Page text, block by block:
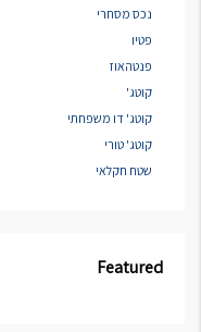
נכס מסחרי
פטיו
פנטהאוז
קוטג'
קוטג' דו משפחתי
קוטג' טורי
שטח חקלאי
Featured